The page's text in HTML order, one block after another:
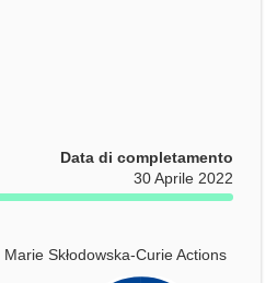
Data di completamento
30 Aprile 2022
Skłodowska-Curie Actions